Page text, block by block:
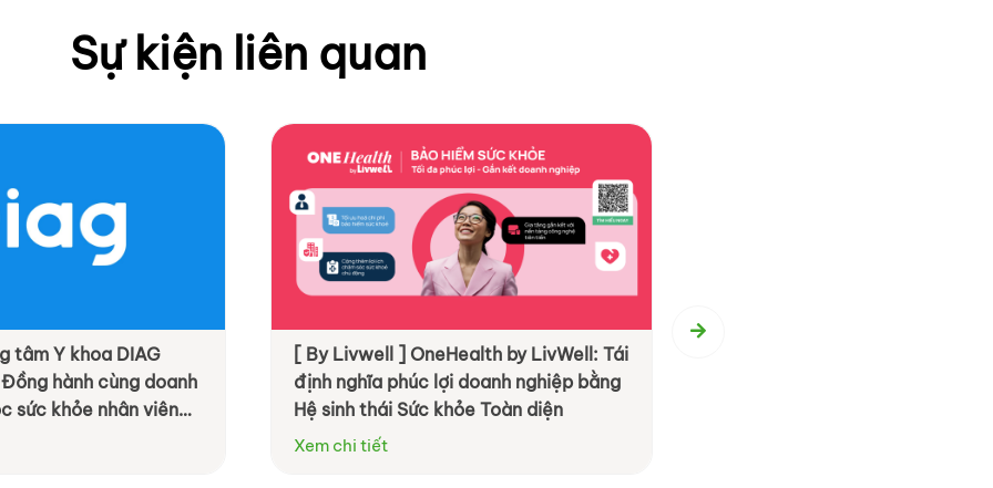
Sự kiện liên quan
tâm Y khoa DIAG
hành cùng doanh
sức khỏe nhân viên
quả hơn
[ By Livwell ] OneHealth by LivWell: Tái
định nghĩa phúc lợi doanh nghiệp bằng
Hệ sinh thái Sức khỏe Toàn diện
Xem chi tiết